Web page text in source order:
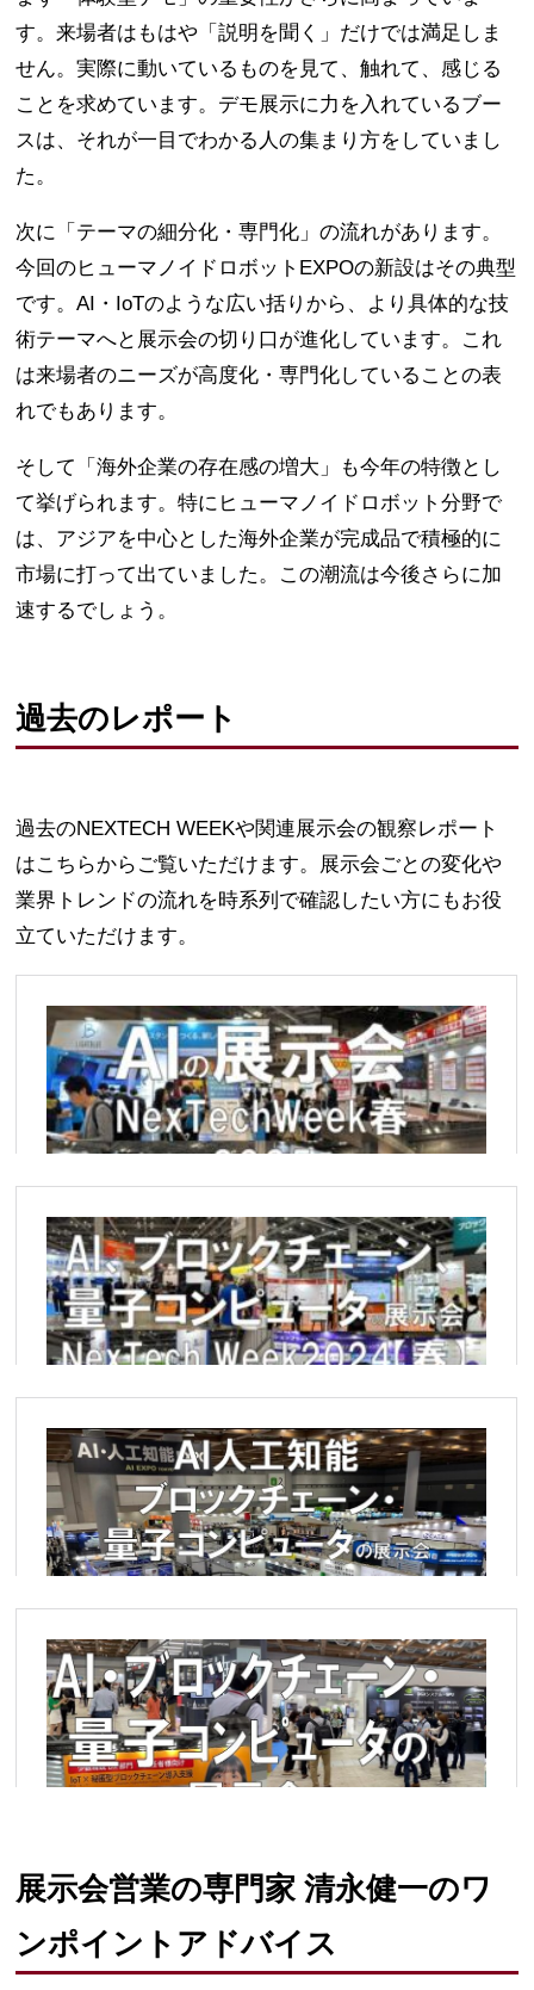
す。来場者はもはや「説明を聞く」だけでは満足しま
せん。実際に動いているものを見て、触れて、感じる
ことを求めています。デモ展示に力を入れているブー
スは、それが一目でわかる人の集まり方をしていまし
た。
次に「テーマの細分化・専門化」の流れがあります。
今回のヒューマノイドロボットEXPOの新設はその典型
です。AI・IoTのような広い括りから、より具体的な技
術テーマへと展示会の切り口が進化しています。これ
は来場者のニーズが高度化・専門化していることの表
れでもあります。
そして「海外企業の存在感の増大」も今年の特徴とし
て挙げられます。特にヒューマノイドロボット分野で
は、アジアを中心とした海外企業が完成品で積極的に
市場に打って出ていました。この潮流は今後さらに加
速するでしょう。
過去のレポート
過去のNEXTECH WEEKや関連展示会の観察レポート
はこちらからご覧いただけます。展示会ごとの変化や
業界トレンドの流れを時系列で確認したい方にもお役
立ていただけます。
展示会営業の専門家 清永健一のワ
ンポイントアドバイス